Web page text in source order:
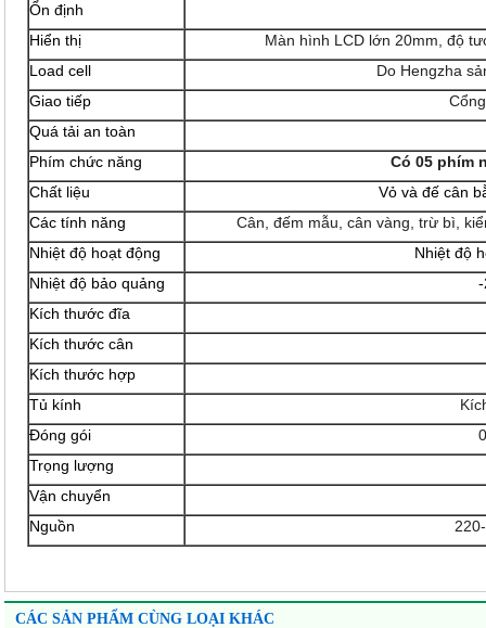
Ổn định
Hiển thị
Màn hình LCD lớn 20mm, độ
Load cell
Do Hengzha
Giao tiếp
Quá tải an toàn
Phím chức năng
Có 05 phím
Chất liệu
Vỏ và đế cân
Các tính năng
Cân, đếm mẫu, cân vàng, trừ bì,
Nhiệt độ hoạt động
Nhiệt độ
Nhiệt độ bảo quảng
Kích thước đĩa
Kích thước cân
Kích thước hợp
Tủ kính
Đóng gói
Trọng lượng
Vận chuyển
Nguồn
CÁC SẢN PHẨM CÙNG LOẠI KHÁC